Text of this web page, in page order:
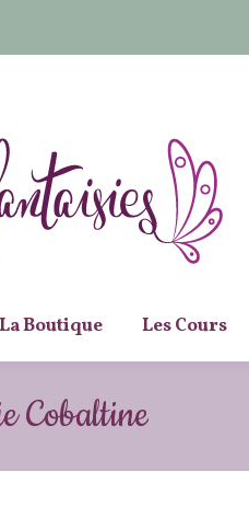
La Boutique Les Cours
Cobaltine